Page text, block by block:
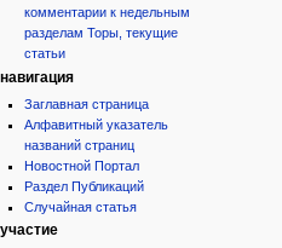
комментарии к недельным
разделам Торы, текущие
статьи
навигация
Заглавная страница
Алфавитный указатель
названий страниц
Новостной Портал
Раздел Публикаций
Случайная статья
участие